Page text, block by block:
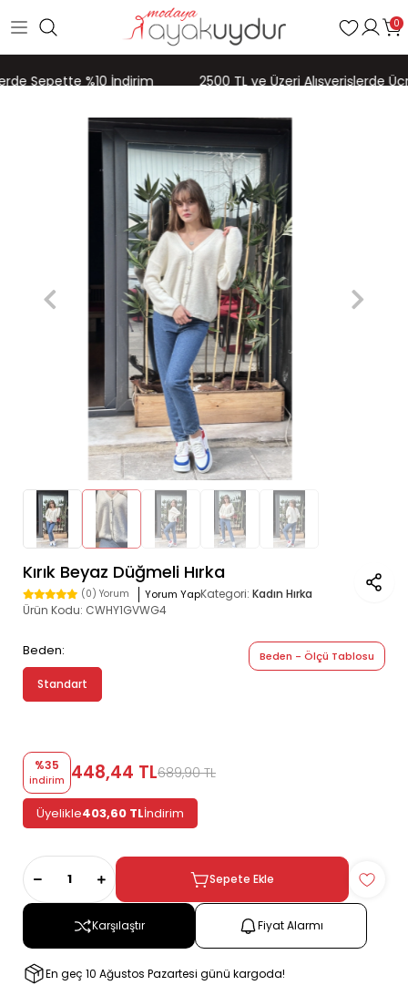
Sepette %10 İndirim 2500 TL ve Üzeri Alışverişlerde
0
Kırık Beyaz Düğmeli Hırka
(0) Yorum Yorum YapKategori: Kadın Hırka
Ürün Kodu: CWHY1GVWG4
Beden:
Standart
Beden - Ölçü Tablosu
%35
indirim 448,44 TL689,90 TL
Üyelikle403,60 TLİndirim
Sepete Ekle
Karşılaştır Fiyat Alarmı
En geç 10 Ağustos Pazartesi günü kargoda!